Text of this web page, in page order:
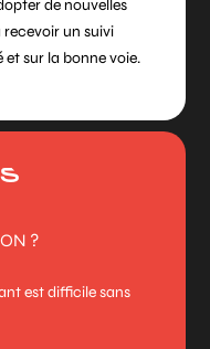
de nouvelles
un suivi
sur la bonne voie.
?
est difficile sans